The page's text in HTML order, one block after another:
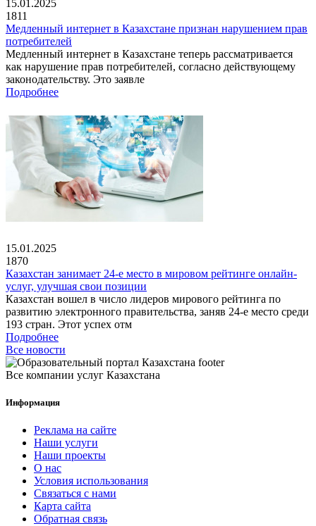
15.01.2025
1811
Медленный интернет в Казахстане признан нарушением прав
потребителей
Медленный интернет в Казахстане теперь рассматривается
как нарушение прав потребителей, согласно действующему
законодательству. Это заявле
Подробнее
15.01.2025
1870
Казахстан занимает 24-е место в мировом рейтинге онлайн-
услуг, улучшая свои позиции
Казахстан вошел в число лидеров мирового рейтинга по
развитию электронного правительства, заняв 24-е место среди
193 стран. Этот успех отм
Подробнее
Все новости
Все компании услуг Казахстана
Информация
Реклама на сайте
Наши услуги
Наши проекты
О нас
Условия использования
Связаться с нами
Карта сайта
Обратная связь